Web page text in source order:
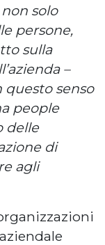
solo
persone,
sulla
–
questo senso
people
delle
di
agli